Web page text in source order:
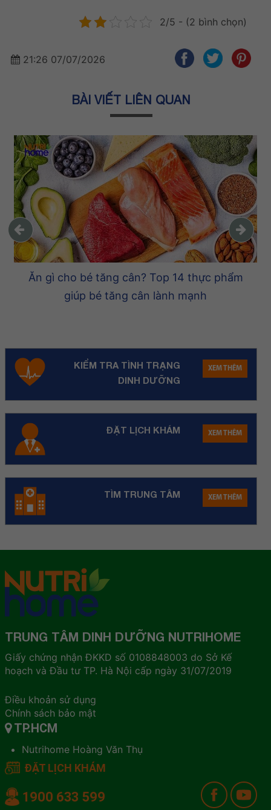
2/5 - (2 bình chọn)
21:26 07/07/2026
BÀI VIẾT LIÊN QUAN
Ăn gì cho bé tăng cân? Top 14 thực phẩm
giúp bé tăng cân lành mạnh
KIỂM TRA TÌNH TRẠNG
DINH DƯỠNG
XEM THÊM
ĐẶT LỊCH KHÁM XEM THÊM
TÌM TRUNG TÂM XEM THÊM
TRUNG TÂM DINH DƯỠNG NUTRIHOME
Giấy chứng nhận ĐKKD số 0108848003 do Sở Kế
hoạch và Đầu tư TP. Hà Nội cấp ngày 31/07/2019
Điều khoản sử dụng
Chính sách bảo mật
TP.HCM
Nutrihome Hoàng Văn Thụ
ĐẶT LỊCH KHÁM
1900 633 599